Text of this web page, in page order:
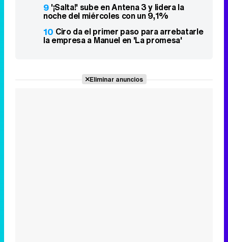
9 '¡Salta!' sube en Antena 3 y lidera la
noche del miércoles con un 9,1%
10 Ciro da el primer paso para arrebatarle
la empresa a Manuel en 'La promesa'
Eliminar anuncios